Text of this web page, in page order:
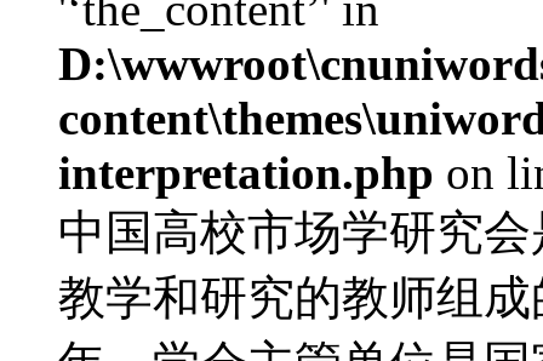
interpretation.php on
中国高校市场学研究
教学和研究的教师组